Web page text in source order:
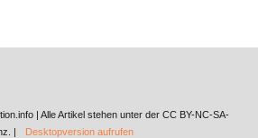
| Alle Artikel stehen unter der CC BY-NC-SA-
|
Desktopversion aufrufen